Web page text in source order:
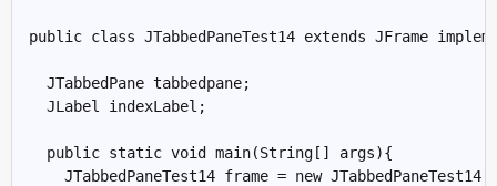
public class JTabbedPaneTest14 extends JFrame
  JTabbedPane tabbedpane;
  JLabel indexLabel;
  public static void main(String[] args){
JTabbedPaneTest14 frame = new